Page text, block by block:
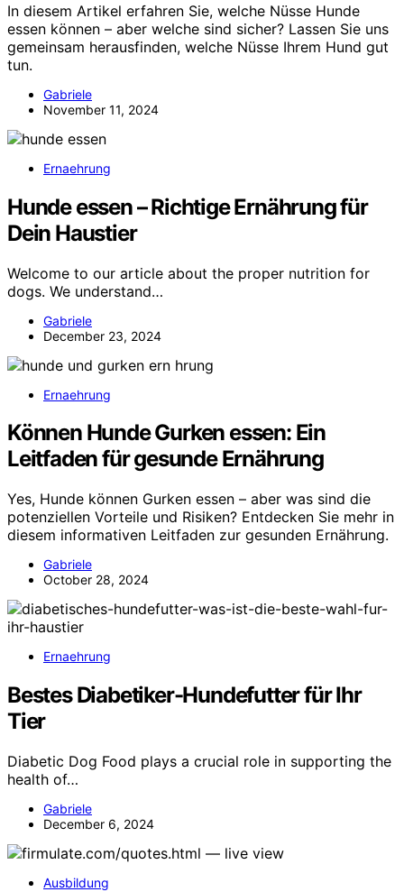
In diesem Artikel erfahren Sie, welche Nüsse Hunde
essen können – aber welche sind sicher? Lassen Sie uns
gemeinsam herausfinden, welche Nüsse Ihrem Hund gut
tun.
Gabriele
November 11, 2024
Ernaehrung
Hunde essen – Richtige Ernährung für
Dein Haustier
Welcome to our article about the proper nutrition for
dogs. We understand…
Gabriele
December 23, 2024
Ernaehrung
Können Hunde Gurken essen: Ein
Leitfaden für gesunde Ernährung
Yes, Hunde können Gurken essen – aber was sind die
potenziellen Vorteile und Risiken? Entdecken Sie mehr in
diesem informativen Leitfaden zur gesunden Ernährung.
Gabriele
October 28, 2024
Ernaehrung
Bestes Diabetiker-Hundefutter für Ihr
Tier
Diabetic Dog Food plays a crucial role in supporting the
health of…
Gabriele
December 6, 2024
Ausbildung